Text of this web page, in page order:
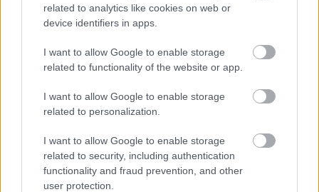
related to analytics like cookies on web or
device identifiers in apps.
I want to allow Google to enable storage
related to functionality of the website or app.
I want to allow Google to enable storage
related to personalization.
I want to allow Google to enable storage
related to security, including authentication
functionality and fraud prevention, and other
user protection.
διαμονής στην καρδιά της μεσαιωνικής Ρόδου
7 Ιουλίου 2024, 15:00
εξαιρετικής κουζίνας, χαλάρωσης και απόλαυσης. Το παραμύθι...